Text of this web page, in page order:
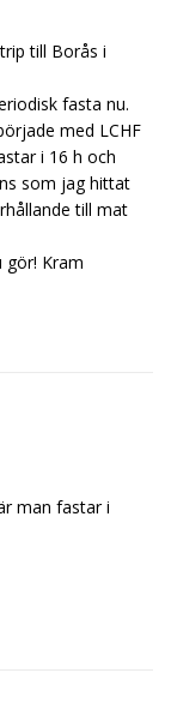
till Borås i
fasta nu.
med LCHF
i 16 h och
som jag hittat
till mat
gör! Kram
man fastar i